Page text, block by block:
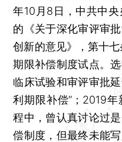
年10月8日，中共中
的《关于深化审评审
创新的意见》，第十七
期限补偿制度试点。
临床试验和审评审批
利期限补偿”；2019
程中，曾认真讨论过
偿制度，但最终未能